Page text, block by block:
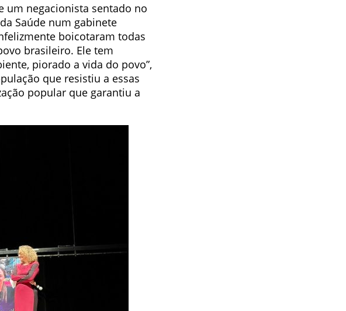
um negacionista sentado no
Saúde num gabinete
boicotaram todas
brasileiro. Ele tem
piorado a vida do povo”,
que resistiu a essas
popular que garantiu a